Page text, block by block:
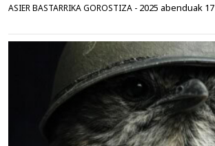
ASIER BASTARRIKA GOROSTIZA - 2025 abenduak 17